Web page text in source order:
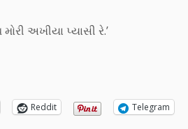
અખીયા પ્યાસી રે.’
Reddit
Telegram